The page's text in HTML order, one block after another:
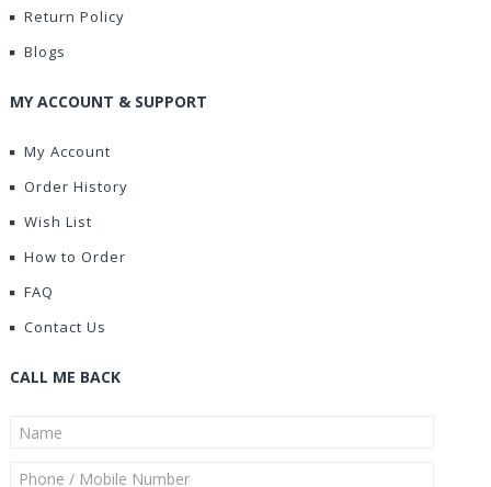
Return Policy
Blogs
MY ACCOUNT & SUPPORT
My Account
Order History
Wish List
How to Order
FAQ
Contact Us
CALL ME BACK